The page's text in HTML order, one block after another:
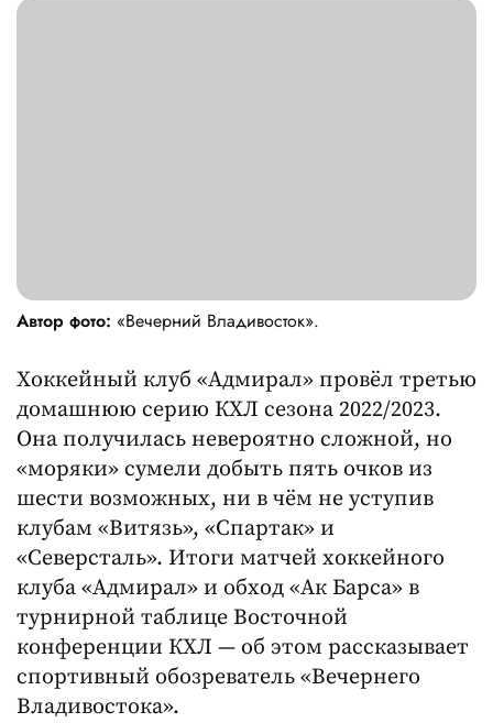
Автор фото: «Вечерний Владивосток».
Хоккейный клуб «Адмирал» провёл третью
домашнюю серию КХЛ сезона 2022/2023.
Она получилась невероятно сложной, но
«моряки» сумели добыть пять очков из
шести возможных, ни в чём не уступив
клубам «Витязь», «Спартак» и
«Северсталь». Итоги матчей хоккейного
клуба «Адмирал» и обход «Ак Барса» в
турнирной таблице Восточной
конференции КХЛ — об этом рассказывает
спортивный обозреватель «Вечернего
Владивостока».